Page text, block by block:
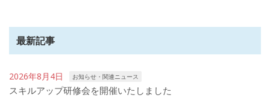
最新記事
2026年8月4日 お知らせ・関連ニュース
スキルアップ研修会を開催いたしました